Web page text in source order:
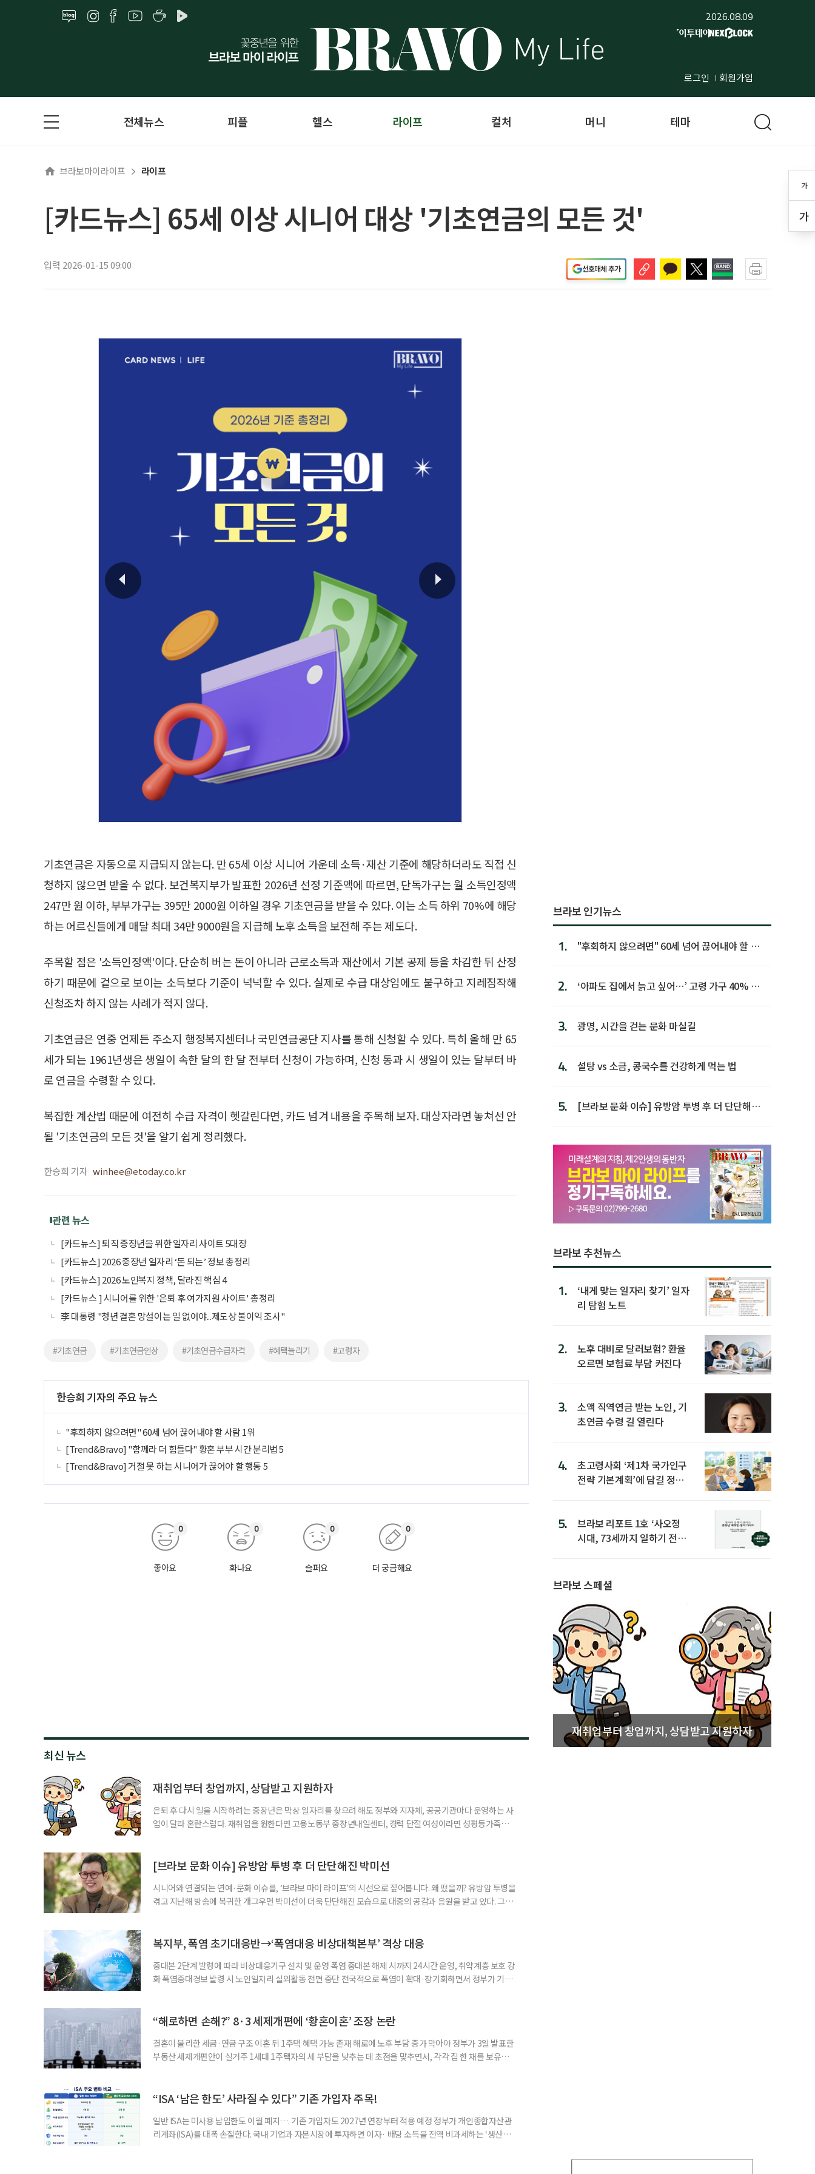
2026.08.09
로그인 회원가입
가
가
전체뉴스 피플 헬스 라이프 컬처 머니 테마
브라보마이라이프 라이프
[카드뉴스] 65세 이상 시니어 대상 '기초연금의 모든 것'
입력 2026-01-15 09:00 선호매체 추가
기초연금은 자동으로 지급되지 않는다. 만 65세 이상 시니어 가운데 소득·재산 기준에 해당하더라도 직접 신
청하지 않으면 받을 수 없다. 보건복지부가 발표한 2026년 선정 기준액에 따르면, 단독가구는 월 소득인정액
247만 원 이하, 부부가구는 395만 2000원 이하일 경우 기초연금을 받을 수 있다. 이는 소득 하위 70%에 해당
하는 어르신들에게 매달 최대 34만 9000원을 지급해 노후 소득을 보전해 주는 제도다.
주목할 점은 '소득인정액'이다. 단순히 버는 돈이 아니라 근로소득과 재산에서 기본 공제 등을 차감한 뒤 산정
하기 때문에 겉으로 보이는 소득보다 기준이 넉넉할 수 있다. 실제로 수급 대상임에도 불구하고 지레짐작해
신청조차 하지 않는 사례가 적지 않다.
기초연금은 연중 언제든 주소지 행정복지센터나 국민연금공단 지사를 통해 신청할 수 있다. 특히 올해 만 65
세가 되는 1961년생은 생일이 속한 달의 한 달 전부터 신청이 가능하며, 신청 통과 시 생일이 있는 달부터 바
로 연금을 수령할 수 있다.
복잡한 계산법 때문에 여전히 수급 자격이 헷갈린다면, 카드 넘겨 내용을 주목해 보자. 대상자라면 놓쳐선 안
될 '기초연금의 모든 것'을 알기 쉽게 정리했다.
한승희 기자 winhee@etoday.co.kr
관련 뉴스
[카드뉴스] 퇴직 중장년을 위한 일자리 사이트 5대장
[카드뉴스] 2026 중장년 일자리 ‘돈 되는’ 정보 총정리
[카드뉴스] 2026 노인복지 정책, 달라진 핵심 4
[카드뉴스 ] 시니어를 위한 '은퇴 후 여가지원 사이트' 총정리
李 대통령 "청년 결혼 망설이는 일 없어야...제도상 불이익 조사"
#기초연금 #기초연금인상 #기초연금수급자격 #혜택늘리기 #고령자
한승희 기자의 주요 뉴스
"후회하지 않으려면" 60세 넘어 끊어내야 할 사람 1위
[Trend&Bravo] "함께라 더 힘들다" 황혼 부부 시간 분리법 5
[Trend&Bravo] 거절 못 하는 시니어가 끊어야 할 행동 5
좋아요
0
화나요
0
슬퍼요
0
더 궁금해요
0
최신 뉴스
재취업부터 창업까지, 상담받고 지원하자
은퇴 후 다시 일을 시작하려는 중장년은 막상 일자리를 찾으려 해도 정부와 지자체, 공공기관마다 운영하는 사
업이 달라 혼란스럽다. 재취업을 원한다면 고용노동부 중장년내일센터, 경력 단절 여성이라면 성평등가족부
준비부터 구직 수당까지 고용노동부 국민취업지원제도 구직활동이 쉽지 않은 사람을 위한 제도다. 개인별 취
업 지원 계획을 세
[브라보 문화 이슈] 유방암 투병 후 더 단단해진 박미선
시니어와 연결되는 연예·문화 이슈를, ‘브라보 마이 라이프’의 시선으로 짚어봅니다. 왜 떴을까? 유방암 투병을
겪고 지난해 방송에 복귀한 개그우먼 박미선이 더욱 단단해진 모습으로 대중의 공감과 응원을 받고 있다. 그러
까. 오랜 방송 생활 뒤 전해진 투병 소식 박미선은 재치 있는 말솜씨와 공감 능력으로
복지부, 폭염 초기대응반→‘폭염대응 비상대책본부’ 격상 대응
중대본 2단계 발령에 따라 비상대응기구 설치 및 운영 폭염 중대본 해제 시까지 24시간 운영, 취약계층 보호 강
화 폭염중대경보 발령 시 노인일자리 실외활동 전면 중단 전국적으로 폭염이 확대·장기화하면서 정부가 기존
책본부(중대본) 2단계(심각)가 발령된 이후에도 폭염이 전국적으로 확대되고 장기화한 데 따른 것이다. 기존에
“해로하면 손해?” 8·3 세제개편에 ‘황혼이혼’ 조장 논란
결혼이 불리한 세금·연금 구조 이혼 뒤 1주택 혜택 가능 존재 해로에 노후 부담 증가 막아야 정부가 3일 발표한
부동산 세제개편안이 실거주 1세대 1주택자의 세 부담을 낮추는 데 초점을 맞추면서, 각각 집 한 채를 보유한
부가 각자 집 한 채씩을 보유하면 한 세대가 두 채를 가진 것으로 보지만, 실제 이혼해 주거와 생계를 분
“ISA ‘남은 한도’ 사라질 수 있다” 기존 가입자 주목!
일반 ISA는 미사용 납입한도 이월 폐지…. 기존 가입자도 2027년 연장부터 적용 예정 정부가 개인종합자산관
리계좌(ISA)를 대폭 손질한다. 국내 기업과 자본시장에 투자하면 이자· 배당 소득을 전액 비과세하는 ‘생산적
브라보 인기뉴스
1.
"후회하지 않으려면" 60세 넘어 끊어내야 할 사
2.
‘아파도 집에서 늙고 싶어…’ 고령 가구 40% 노
3. 광명, 시간을 걷는 문화 마실길
4. 설탕 vs 소금, 콩국수를 건강하게 먹는 법
5.
[브라보 문화 이슈] 유방암 투병 후 더 단단해진
브라보 추천뉴스
1.
‘내게 맞는 일자리 찾기’ 일자
리 탐험 노트
2.
노후 대비로 달러보험? 환율
오르면 보험료 부담 커진다
3.
소액 직역연금 받는 노인, 기
초연금 수령 길 열린다
4.
초고령사회 ‘제1차 국가인구
전략 기본계획’에 담길 정책
5.
브라보 리포트 1호 ‘사오정
시대, 73세까지 일하기 전략’
브라보 스페셜
재취업부터 창업까지, 상담받고 지원하자